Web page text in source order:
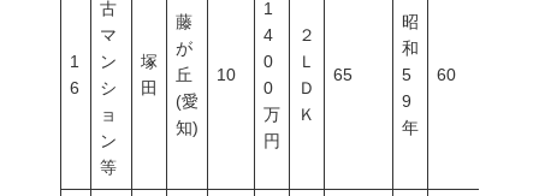
1
6
古
マ
ン
シ
ョ
ン
等
塚
田
藤
が
丘
(愛
知)
10
1
4
0
0
万
円
２
Ｌ
Ｄ
Ｋ
65
昭
和
5
9
年
60